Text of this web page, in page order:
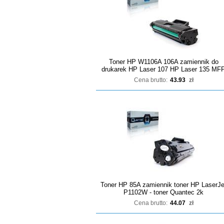
Toner HP W1106A 106A zamiennik do
drukarek HP Laser 107 HP Laser 135
Cena brutto: 43.93 zł
Toner HP 85A zamiennik toner HP
P1102W - toner Quantec 2k
Cena brutto: 44.07 zł